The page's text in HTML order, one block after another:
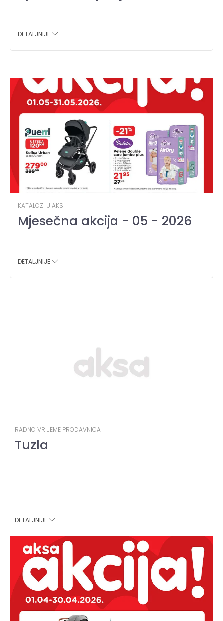
DETALJNIJE
KATALOZI U AKSI
Mjesečna akcija - 05 - 2026
DETALJNIJE
RADNO VRIJEME PRODAVNICA
Tuzla
DETALJNIJE